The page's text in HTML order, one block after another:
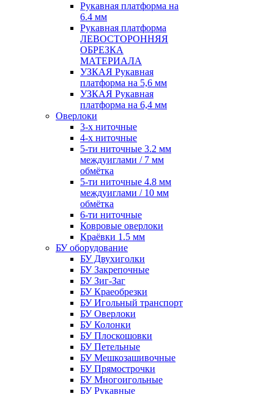
Рукавная платформа на
6.4 мм
Рукавная платформа
ЛЕВОСТОРОННЯЯ
ОБРЕЗКА
МАТЕРИАЛА
УЗКАЯ Рукавная
платформа на 5,6 мм
УЗКАЯ Рукавная
платформа на 6,4 мм
Оверлоки
3-х ниточные
4-х ниточные
5-ти ниточные 3.2 мм
междуиглами / 7 мм
обмётка
5-ти ниточные 4.8 мм
междуиглами / 10 мм
обмётка
6-ти ниточные
Ковровые оверлоки
Краёвки 1.5 мм
БУ оборудование
БУ Двухиголки
БУ Закрепочные
БУ Зиг-Заг
БУ Краеобрезки
БУ Игольный транспорт
БУ Оверлоки
БУ Колонки
БУ Плоскошовки
БУ Петельные
БУ Мешкозашивочные
БУ Прямострочки
БУ Многоигольные
БУ Рукавные